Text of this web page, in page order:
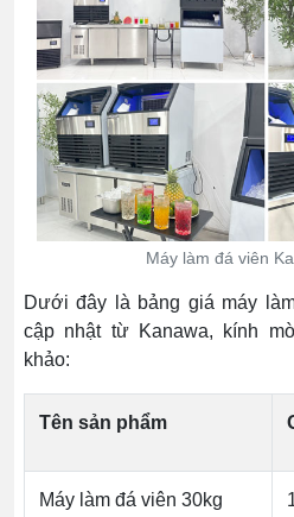
Máy làm đá viên
Dưới đây là bảng giá máy
cập nhật từ Kanawa, kính
khảo:
Tên sản phẩm
Máy làm đá viên 30kg